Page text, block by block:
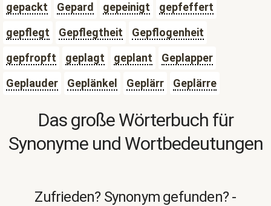
gepackt
Gepard gepeinigt
gepfeffert
gepflegt
Gepflegtheit
Gepflogenheit
gepfropft
geplagt geplant
Geplapper
Geplauder
Geplänkel Geplärr Geplärre
Das große Wörterbuch für
Synonyme und Wortbedeutungen
Zufrieden? Synonym gefunden? -